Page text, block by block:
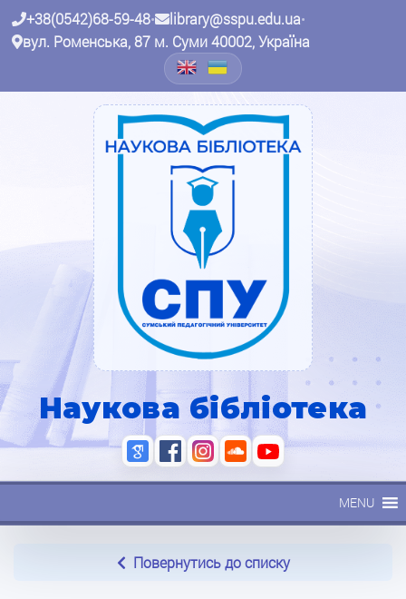
+38(0542)68-59-48• library@sspu.edu.ua•
вул. Роменська, 87 м. Суми 40002, Україна
Наукова бібліотека
MENU
Повернутись до списку